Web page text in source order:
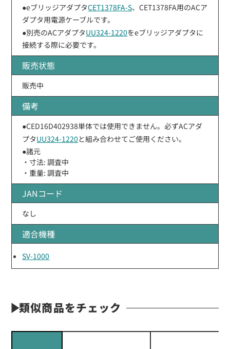
●eブリッジアダプタCET1378FA-S、CET1378FA用のACア
ダプタ用電源ケーブルです。
●別売のACアダプタUU324-1220をeブリッジアダプタに
接続する際に必要です。
販売状態
販売中
備考
●CED16D402938単体では使用できません。必ずACアダ
プタUU324-1220と組み合わせてご使用ください。
●諸元
・寸法: 調査中
・重量: 調査中
JANコード
なし
適合機種
SV-1000
類似商品をチェック